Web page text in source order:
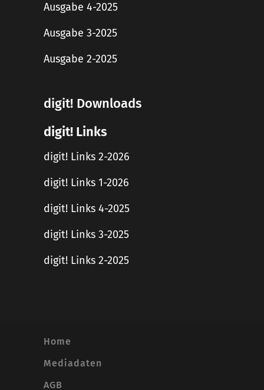
Ausgabe 4-2025
Ausgabe 3-2025
Ausgabe 2-2025
digit! Downloads
digit! Links
digit! Links 2-2026
digit! Links 1-2026
digit! Links 4-2025
digit! Links 3-2025
digit! Links 2-2025
Home
Mediadaten
AGB